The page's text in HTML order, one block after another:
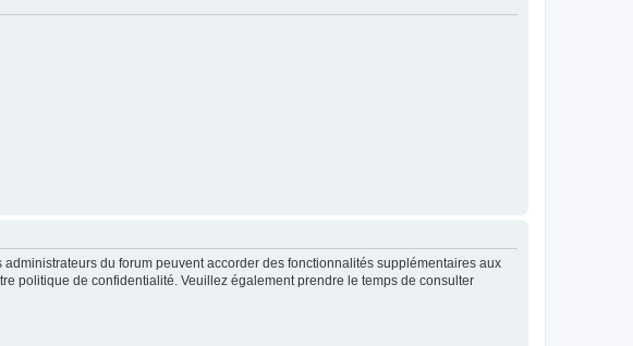
du forum peuvent accorder des fonctionnalités supplémentaires aux
politique de confidentialité. Veuillez également prendre le temps de consulter